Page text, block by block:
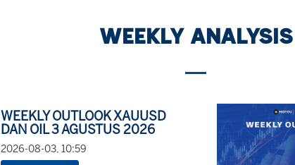
WEEKLY ANALYSIS
WEEKLY OUTLOOK XAUUSD
DAN OIL 3 AGUSTUS 2026
2026-08-03, 10:59